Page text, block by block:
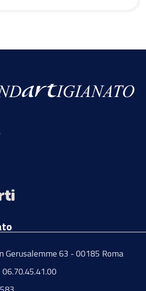
Gerusalemme 63 - 00185 Roma
06.70.45.41.00